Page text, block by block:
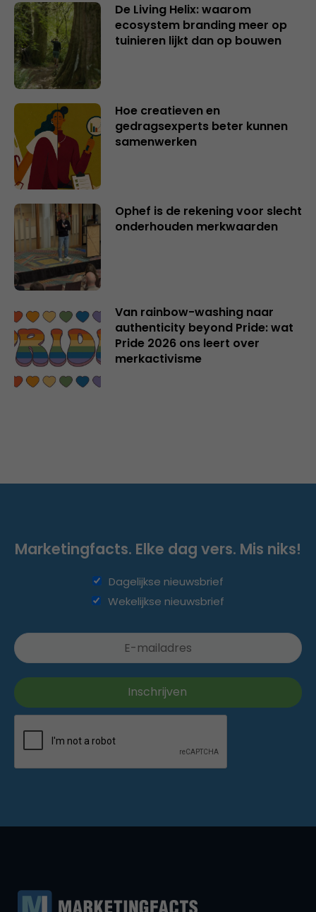
De Living Helix: waarom
ecosystem branding meer op
tuinieren lijkt dan op bouwen
Hoe creatieven en
gedragsexperts beter kunnen
samenwerken
Ophef is de rekening voor slecht
onderhouden merkwaarden
Van rainbow-washing naar
authenticity beyond Pride: wat
Pride 2026 ons leert over
merkactivisme
Marketingfacts. Elke dag vers. Mis niks!
Dagelijkse nieuwsbrief
Wekelijkse nieuwsbrief